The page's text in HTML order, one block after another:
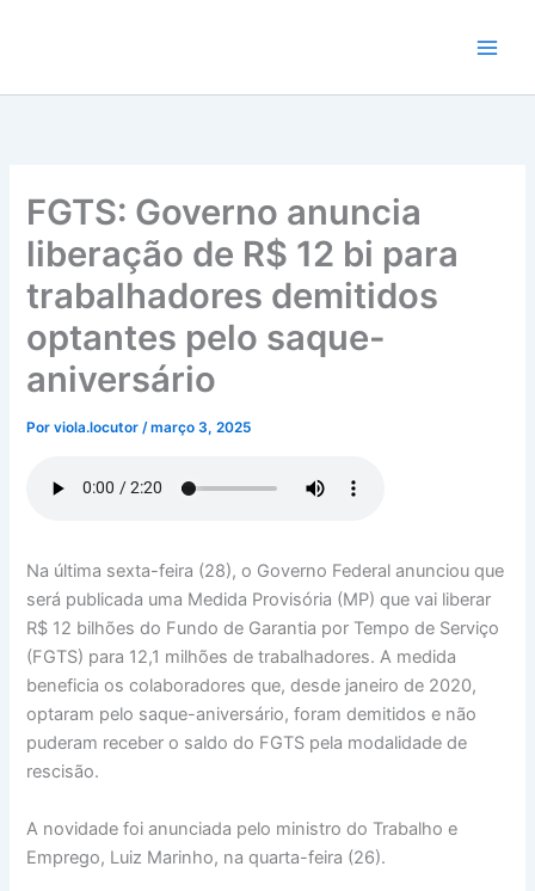
conteúdo
FGTS: Governo anuncia
liberação de R$ 12 bi para
trabalhadores demitidos
optantes pelo saque-
aniversário
Porviola.locutor/março 3, 2025
Na última sexta-feira (28), o Governo Federal anunciou que
será publicada uma Medida Provisória (MP) que vai liberar
R$ 12 bilhões do Fundo de Garantia por Tempo de Serviço
(FGTS) para 12,1 milhões de trabalhadores. A medida
beneficia os colaboradores que, desde janeiro de 2020,
optaram pelo saque-aniversário, foram demitidos e não
puderam receber o saldo do FGTS pela modalidade de
rescisão.
A novidade foi anunciada pelo ministro do Trabalho e
Emprego, Luiz Marinho, na quarta-feira (26).